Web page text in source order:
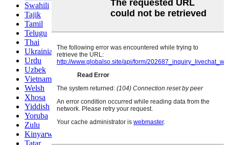
Swahili
Tajik
Tamil
Telugu
Thai
Ukrainian
Urdu
Uzbek
Vietnamese
Welsh
Xhosa
Yiddish
Yoruba
Zulu
Kinyarwanda
Tatar